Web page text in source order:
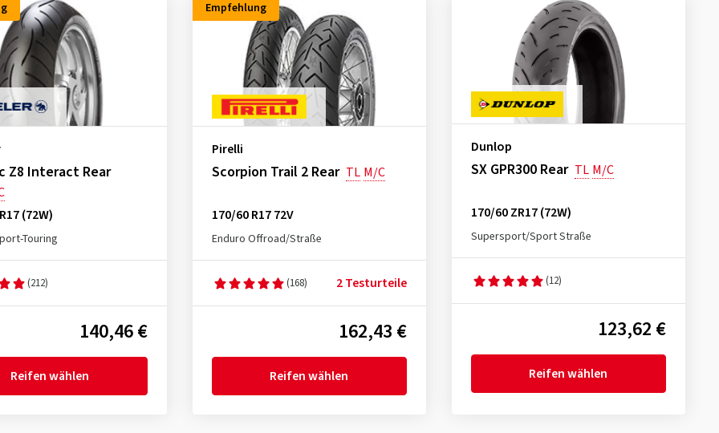
Z8 Interact Rear
(72W)
Touring
(212)
140,46 €
Reifen wählen
Empfehlung
Pirelli
Scorpion Trail 2 Rear TL M/C
170/60 R17 72V
Enduro Offroad/Straße
(168) 2 Testurteile
162,43 €
Reifen wählen
Dunlop
SX GPR300 Rear TL M/C
170/60 ZR17 (72W)
Supersport/Sport Straße
(12)
123,62 €
Reifen wählen